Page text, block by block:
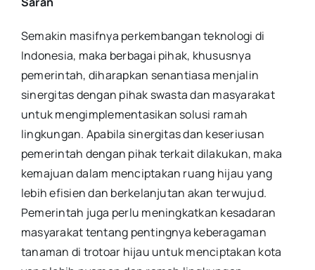
Semakin masifnya perkembangan teknologi di
Indonesia, maka berbagai pihak, khususnya
pemerintah, diharapkan senantiasa menjalin
sinergitas dengan pihak swasta dan masyarakat
untuk mengimplementasikan solusi ramah
lingkungan. Apabila sinergitas dan keseriusan
pemerintah dengan pihak terkait dilakukan, maka
kemajuan dalam menciptakan ruang hijau yang
lebih efisien dan berkelanjutan akan terwujud.
Pemerintah juga perlu meningkatkan kesadaran
masyarakat tentang pentingnya keberagaman
tanaman di trotoar hijau untuk menciptakan kota